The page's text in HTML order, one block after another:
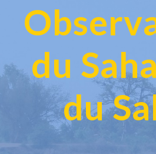
du
du